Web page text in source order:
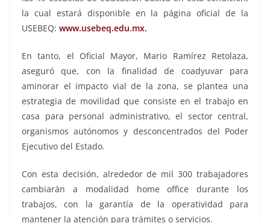
la cual estará disponible en la página oficial de la
USEBEQ: www.usebeq.edu.mx.
En tanto, el Oficial Mayor, Mario Ramírez Retolaza,
aseguró que, con la finalidad de coadyuvar para
aminorar el impacto vial de la zona, se plantea una
estrategia de movilidad que consiste en el trabajo en
casa para personal administrativo, el sector central,
organismos autónomos y desconcentrados del Poder
Ejecutivo del Estado.
Con esta decisión, alrededor de mil 300 trabajadores
cambiarán a modalidad home office durante los
trabajos, con la garantía de la operatividad para
mantener la atención para trámites o servicios.